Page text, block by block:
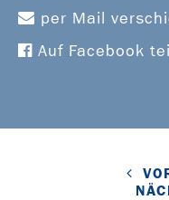
per Mail
Auf Facebook